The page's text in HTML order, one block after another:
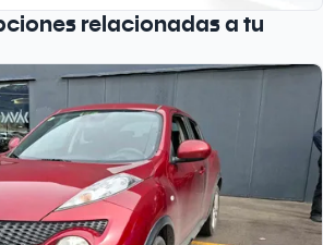
relacionadas a tu